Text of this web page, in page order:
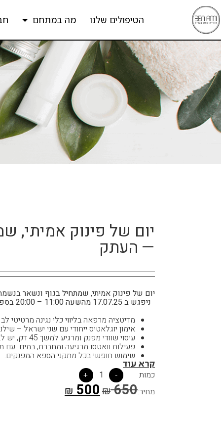
הטיפולים שלנו מה במתחם
יום של פינוק אמיתי,
— העתק
יום של פינוק אמיתי, שמתחיל בגוף ונשאר
מדיטציה מרפאה בליווי כלי נגינה מרטיטי לב
אימון יוגלאטיס ייחודי עם שני ישראל –
עיסוי שוודי מפנק ומרגיע למשך 45 דק, יש לבחור את שעת הטיפול
פעילות וואטסו מרגיעה ומחברת, במים עם מטפלים
שימוש חופשי בכל מתקני הספא המפנקים.
טרקלין עם שתייה חמה ונשנושים.
ארוחה עשירה, בריאה ומזינה (בין 12:00 – 14:00)
אווירה רגועה, טבע ירוק ונשים טובות מסביב
המחיר לאדם בודד!
מספר המקומות מוגבל – כדאי לשריין מקום מראש!
קרא עוד
כמות -
1
+
מחיר:650
₪
500
₪